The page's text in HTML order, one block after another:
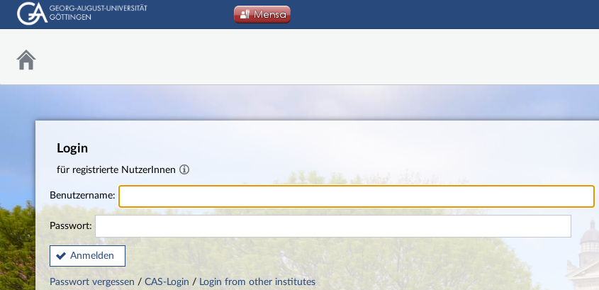
Hauptnavigation
Login
für registrierte NutzerInnen
Benutzername:
Passwort:
Anmelden
Passwort vergessen / CAS-Login / Login from other institutes